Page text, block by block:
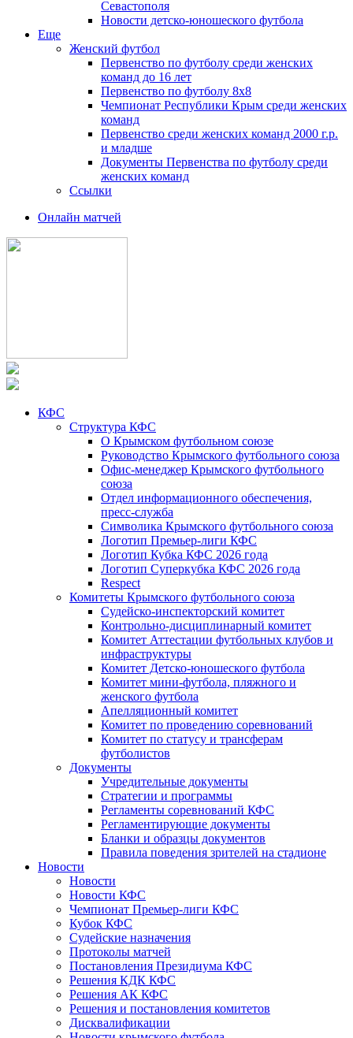
Севастополя
Новости детско-юношеского футбола
Еще
Женский футбол
Первенство по футболу среди женских
команд до 16 лет
Первенство по футболу 8х8
Чемпионат Республики Крым среди женских
команд
Первенство среди женских команд 2000 г.р.
и младше
Документы Первенства по футболу среди
женских команд
Ссылки
Онлайн матчей
КФС
Структура КФС
О Крымском футбольном союзе
Руководство Крымского футбольного союза
Офис-менеджер Крымского футбольного
союза
Отдел информационного обеспечения,
пресс-служба
Символика Крымского футбольного союза
Логотип Премьер-лиги КФС
Логотип Кубка КФС 2026 года
Логотип Суперкубка КФС 2026 года
Respect
Комитеты Крымского футбольного союза
Судейско-инспекторский комитет
Контрольно-дисциплинарный комитет
Комитет Аттестации футбольных клубов и
инфраструктуры
Комитет Детско-юношеского футбола
Комитет мини-футбола, пляжного и
женского футбола
Апелляционный комитет
Комитет по проведению соревнований
Комитет по статусу и трансферам
футболистов
Документы
Учредительные документы
Стратегии и программы
Регламенты соревнований КФС
Регламентирующие документы
Бланки и образцы документов
Правила поведения зрителей на стадионе
Новости
Новости
Новости КФС
Чемпионат Премьер-лиги КФС
Кубок КФС
Судейские назначения
Протоколы матчей
Постановления Президиума КФС
Решения КДК КФС
Решения АК КФС
Решения и постановления комитетов
Дисквалификации